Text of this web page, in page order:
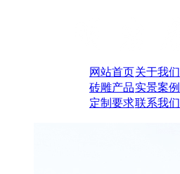
网站首页关于我们
砖雕产品实景案例
定制要求联系我们